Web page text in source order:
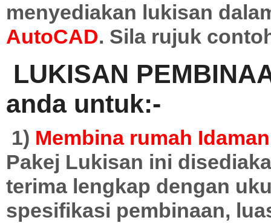
menyediakan lukisan
AutoCAD. Sila rujuk
LUKISAN
anda untuk:-
1) Membina rumah
Pakej Lukisan ini
terima lengkap dengan
spesifikasi pembinaan,